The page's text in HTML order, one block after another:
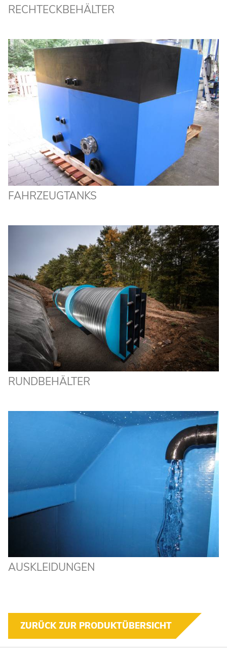
RECHTECKBEHÄLTER
FAHRZEUGTANKS
RUNDBEHÄLTER
AUSKLEIDUNGEN
ZURÜCK ZUR PRODUKTÜBERSICHT